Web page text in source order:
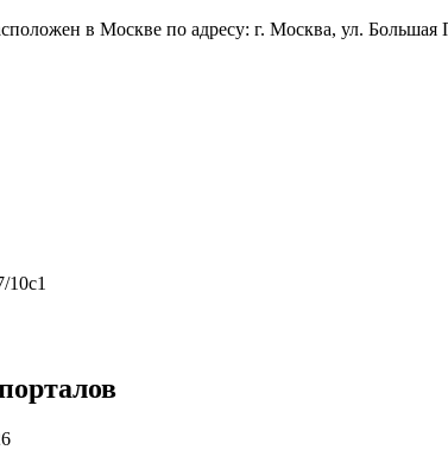
в Москве по адресу: г. Москва, ул. Большая
10с1